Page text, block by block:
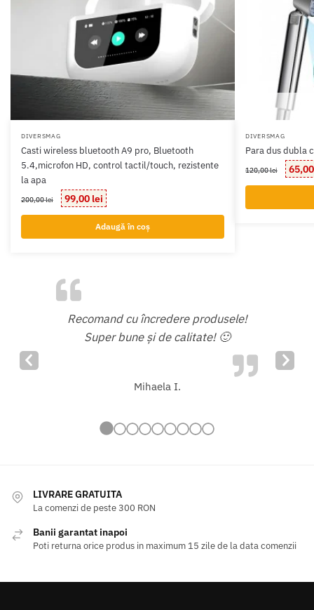
DIVERSMAG
Casti wireless bluetooth A9 pro, Bluetooth
5.4,microfon HD, control tactil/touch, rezistente
la apa
200,00lei
Prețul
inițial
fost:
99,00 lei Prețul
curent
este:
99,00 lei.
Adaugă în coș
DIVERSMAG
Para dus dubla
120,00lei
Prețul
inițial
fost:
timp.
Recomand cu încredere produsele!
Super bune și de calitate! 🙂
Mihaela I.
LIVRARE GRATUITA
La comenzi de peste 300 RON
Banii garantat inapoi
Poti returna orice produs in maximum 15 zile de la data comenzii